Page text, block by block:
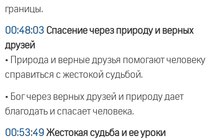
границы.
00:48:03 Спасение через природу и верных
друзей
• Природа и верные друзья помогают человеку
справиться с жестокой судьбой.
• Бог через верных друзей и природу дает
благодать и спасает человека.
00:53:49 Жестокая судьба и ее уроки